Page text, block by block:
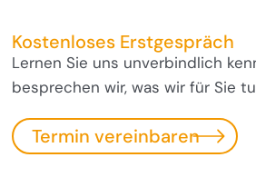
Kostenloses Erstgespräch
Lernen Sie uns unverbindlich
besprechen wir, was wir für Sie
Termin vereinbaren